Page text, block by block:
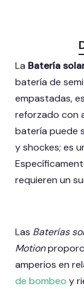
La Batería
batería de
empastadas,
reforzado con
batería puede
y shockes; es
requieren un
Las Baterías
Motion
amperios en
de bombeo y